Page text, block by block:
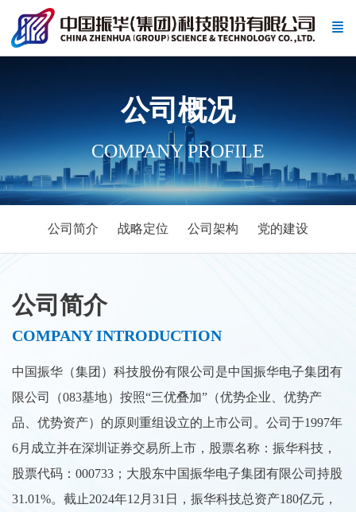
公司概况
COMPANY PROFILE
公司简介 战略定位 公司架构 党的建设
公司简介
COMPANY INTRODUCTION
中国振华（集团）科技股份有限公司是中国振华电子集团有
限公司（083基地）按照“三优叠加”（优势企业、优势产
品、优势资产）的原则重组设立的上市公司。公司于1997年
6月成立并在深圳证券交易所上市，股票名称：振华科技，
股票代码：000733；大股东中国振华电子集团有限公司持股
31.01%。截止2024年12月31日，振华科技总资产180亿元，